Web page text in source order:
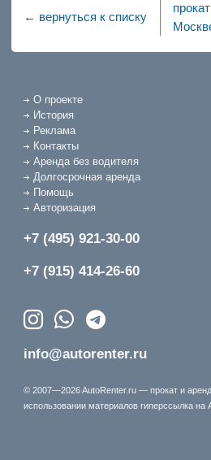
← вернуться к списку
О проекте
История
Реклама
Контакты
Аренда без водителя
Долгосрочная аренда
Помощь
Авторизация
+7 (495) 921-30-00
+7 (915) 414-26-60
info@autorenter.ru
© 2007—2026 AutoRenter.ru — прокат и
использовании материалов гиперссылка на